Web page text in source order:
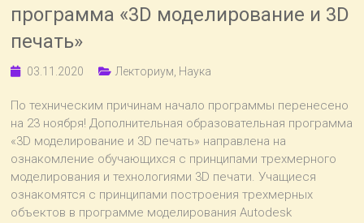
программа «3D моделирование и 3D
печать»
03.11.2020 Лекториум Наука
По техническим причинам начало программы перенесено
на 23 ноября! Дополнительная образовательная программа
«3D моделирование и 3D печать» направлена на
ознакомление обучающихся с принципами трехмерного
моделирования и технологиями 3D печати. Учащиеся
ознакомятся с принципами построения трехмерных
объектов в программе моделирования Autodesk